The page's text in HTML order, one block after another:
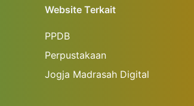
Website Terkait
PPDB
Perpustakaan
Jogja Madrasah Digital